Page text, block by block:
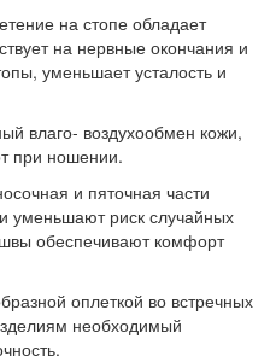
на стопе обладает
на нервные окончания и
уменьшает усталость и
влаго- воздухообмен кожи,
при ношении.
и пяточная части
уменьшают риск случайных
обеспечивают комфорт
оплеткой во встречных
необходимый